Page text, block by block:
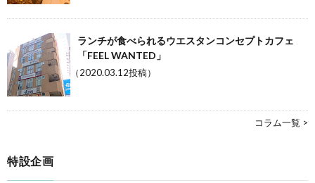
ランチが食べられるウエスタンコンセプトカフェ
「FEEL WANTED」
（2020.03.12投稿）
コラム一覧 >
特設企画